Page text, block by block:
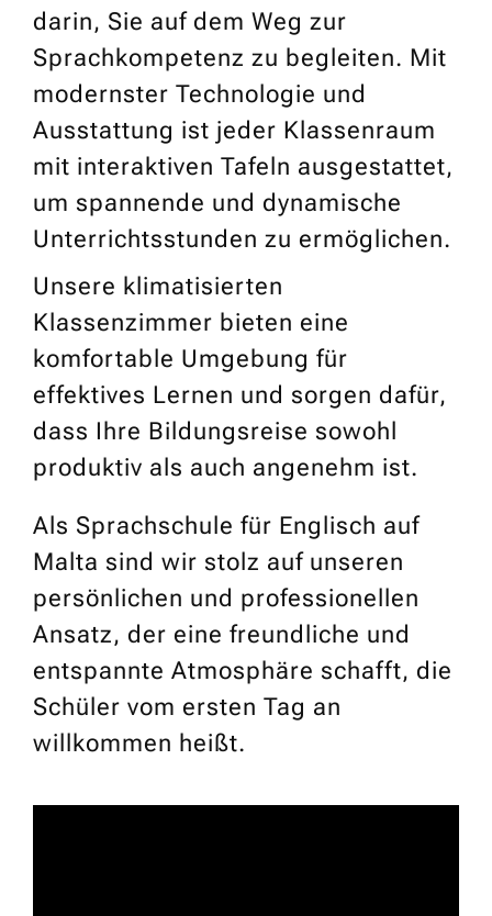
darin, Sie auf dem Weg zur
Sprachkompetenz zu begleiten. Mit
modernster Technologie und
Ausstattung ist jeder Klassenraum
mit interaktiven Tafeln ausgestattet,
um spannende und dynamische
Unterrichtsstunden zu ermöglichen.
Unsere klimatisierten
Klassenzimmer bieten eine
komfortable Umgebung für
effektives Lernen und sorgen dafür,
dass Ihre Bildungsreise sowohl
produktiv als auch angenehm ist.
Als Sprachschule für Englisch auf
Malta sind wir stolz auf unseren
persönlichen und professionellen
Ansatz, der eine freundliche und
entspannte Atmosphäre schafft, die
Schüler vom ersten Tag an
willkommen heißt.